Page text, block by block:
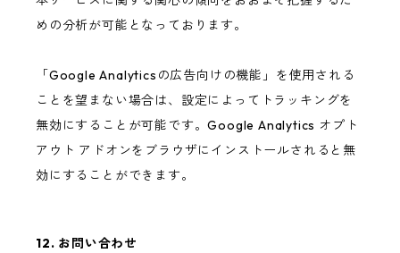
めの分析が可能となっております。
「Google Analyticsの広告向けの機能」を使用される
ことを望まない場合は、設定によってトラッキングを
無効にすることが可能です。Google Analytics オプト
アウト アドオンをブラウザにインストールされると無
効にすることができます。
12. お問い合わせ